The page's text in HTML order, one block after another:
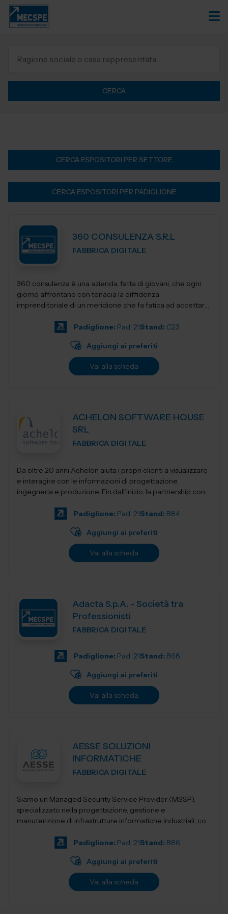
CERCA
CERCA ESPOSITORI PER SETTORE
CERCA ESPOSITORI PER PADIGLIONE
360 CONSULENZA S.R.L
FABBRICA DIGITALE
360 consulenza è una azienda, fatta di giovani, che ogni
giorno affrontano con tenacia la diffidenza
imprenditoriale di un meridione che fa fatica ad accettare
Padiglione: Pad. 21Stand: C23
Aggiungi ai preferiti
Vai alla scheda
ACHELON SOFTWARE HOUSE
SRL
FABBRICA DIGITALE
Da oltre 20 anni Achelon aiuta i propri clienti a visualizzare
e interagire con le informazioni di progettazione,
ingegneria e produzione. Fin dall’inizio, la partnership con i
Padiglione: Pad. 21Stand: B84
Aggiungi ai preferiti
Vai alla scheda
Adacta S.p.A. - Società tra
Professionisti
FABBRICA DIGITALE
Padiglione: Pad. 21Stand: B68
Aggiungi ai preferiti
Vai alla scheda
AESSE SOLUZIONI
INFORMATICHE
FABBRICA DIGITALE
Siamo un Managed Security Service Provider (MSSP),
specializzato nella progettazione, gestione e
manutenzione di infrastrutture informatiche industriali, con
Padiglione: Pad. 21Stand: B86
Aggiungi ai preferiti
Vai alla scheda